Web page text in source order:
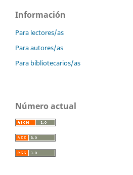
Información
Para lectores/as
Para autores/as
Para bibliotecarios/as
Número actual